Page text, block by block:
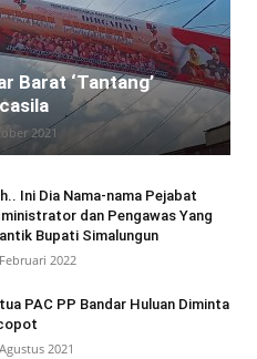
Barat ‘Tantang’
2021
Ini Dia Nama-nama Pejabat
dan Pengawas Yang
Bupati Simalungun
2022
PAC PP Bandar Huluan Diminta
2021